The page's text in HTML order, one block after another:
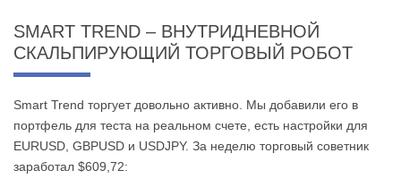
SMART TREND – ВНУТРИДНЕВНОЙ
СКАЛЬПИРУЮЩИЙ ТОРГОВЫЙ РОБОТ
Smart Trend торгует довольно активно. Мы добавили его в
портфель для теста на реальном счете, есть настройки для
EURUSD, GBPUSD и USDJPY. За неделю торговый советник
заработал $609,72: